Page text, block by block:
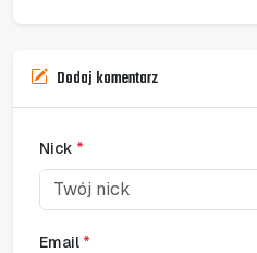
Dodaj komentarz
Nick *
Email *